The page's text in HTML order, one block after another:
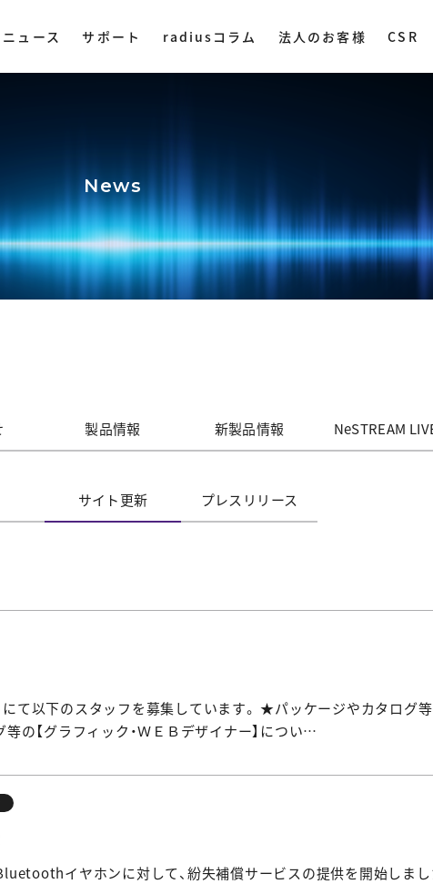
・ ポータブル
据え置き
・ スピーカー
・ オーディオトランスミッ
・ オーディオストレージ
ニュース サポート radiusコラム 法人のお客様 CSR
Yahoo!ショッピングで購入
News
製品情報 新製品情報 NeSTREAM
サイト更新 プレス リリース
て以下のスタッフを募集しています。 ★パッケージやカタログ等
の【グラフィック・ＷＥＢデザイナー】につい…
イヤホンに対して、紛失補償サービスの提供を開始しまし